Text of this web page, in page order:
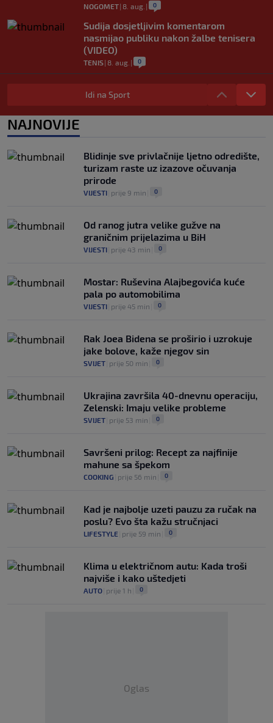
NOGOMET| 8. aug. | 0
Sudija dosjetljivim komentarom
nasmijao publiku nakon žalbe tenisera
(VIDEO)
TENIS| 8. aug. | 0
Haos u Irskoj: Navijač utrčao na teren i
nasrnuo na gostujuće fudbalere (VIDEO)
Lionela Messija
NOGOMET 8. aug. 0
Idi na Sport
NAJNOVIJE
Blidinje sve privlačnije ljetno odredište,
turizam raste uz izazove očuvanja
prirode
VIJESTI prije 9 min 0
Od ranog jutra velike gužve na
graničnim prijelazima u BiH
VIJESTI prije 43 min 0
Mostar: Ruševina Alajbegovića kuće
pala po automobilima
VIJESTI prije 45 min 0
Rak Joea Bidena se proširio i uzrokuje
jake bolove, kaže njegov sin
SVIJET prije 50 min 0
Ukrajina završila 40-dnevnu operaciju,
Zelenski: Imaju velike probleme
SVIJET prije 53 min 0
Savršeni prilog: Recept za najfinije
mahune sa špekom
COOKING prije 56 min 0
Kad je najbolje uzeti pauzu za ručak na
poslu? Evo šta kažu stručnjaci
LIFESTYLE prije 59 min 0
Klima u električnom autu: Kada troši
najviše i kako uštedjeti
AUTO prije 1 h 0
Oglas